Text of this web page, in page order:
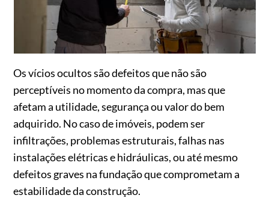
Os vícios ocultos são defeitos que não são
perceptíveis no momento da compra, mas que
afetam a utilidade, segurança ou valor do bem
adquirido. No caso de imóveis, podem ser
infiltrações, problemas estruturais, falhas nas
instalações elétricas e hidráulicas, ou até mesmo
defeitos graves na fundação que comprometam a
estabilidade da construção.